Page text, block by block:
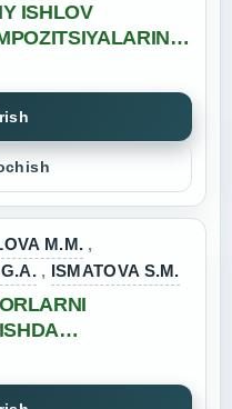
ISHLOV
M.M. ,
, ISMATOVA S.M.
VA REAKSIYA